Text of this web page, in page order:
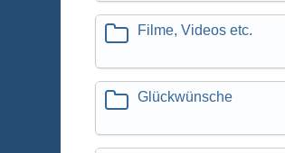
Filme, Videos etc.
Glückwünsche